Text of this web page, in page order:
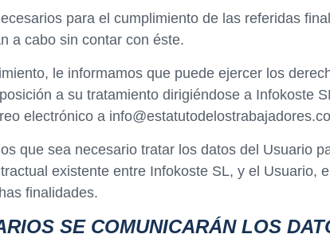
para el cumplimiento de las referidas
a cabo sin contar con éste.
le informamos que puede ejercer los
a su tratamiento dirigiéndose a Infokoste
electrónico a
que sea necesario tratar los datos del Usuario
existente entre Infokoste SL, y el Usuario,
finalidades.
SE COMUNICARÁN LOS